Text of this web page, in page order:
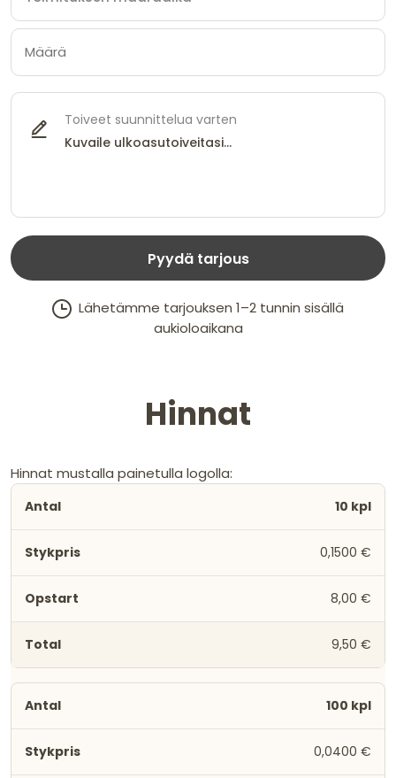
Toiveet suunnittelua varten
Pyydä tarjous
Lähetämme tarjouksen 1–2 tunnin sisällä
aukioloaikana
Hinnat
Hinnat mustalla painetulla logolla:
10 kpl
0,1500 €
8,00 €
9,50 €
100 kpl
0,0400 €